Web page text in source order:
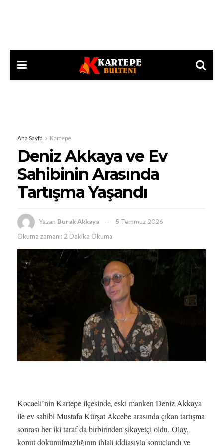
Ana Sayfa Kartepe
Deniz Akkaya ve Ev
Sahibinin Arasında
Tartışma Yaşandı
Yazan Burak Akkaya
5 Temmuz 2026
Okuma zamanı: 2 Dakika Okuma
Kocaeli’nin Kartepe ilçesinde, eski manken Deniz Akkaya
ile ev sahibi Mustafa Kürşat Akcebe arasında çıkan tartışma
sonrası her iki taraf da birbirinden şikayetçi oldu. Olay,
konut dokunulmazlığının ihlali iddiasıyla sonuçlandı ve